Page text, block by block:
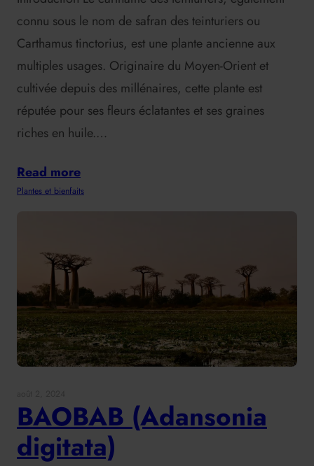
connu sous le nom de safran des teinturiers ou
Carthamus tinctorius, est une plante ancienne aux
multiples usages. Originaire du Moyen-Orient et
cultivée depuis des millénaires, cette plante est
réputée pour ses fleurs éclatantes et ses graines
riches en huile.…
Read more
Plantes et bienfaits
BAOBAB (Adansonia
digitata)